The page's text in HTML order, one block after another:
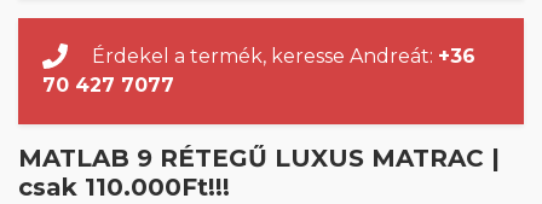
Érdekel a termék, keresse Andreát: +36
70 427 7077
MATLAB 9 RÉTEGŰ LUXUS MATRAC |
csak 110.000Ft!!!